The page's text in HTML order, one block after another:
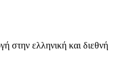
στην ελληνική και διεθνή